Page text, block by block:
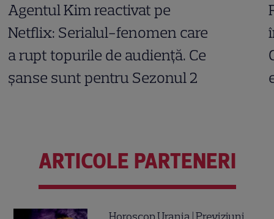
Agentul Kim reactivat pe
Netflix: Serialul-fenomen care
a rupt topurile de audiență. Ce
șanse sunt pentru Sezonul 2
ARTICOLE PARTENERI